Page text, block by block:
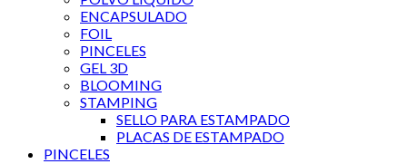
ENCAPSULADO
FOIL
PINCELES
GEL 3D
BLOOMING
STAMPING
SELLO PARA ESTAMPADO
PLACAS DE ESTAMPADO
PINCELES